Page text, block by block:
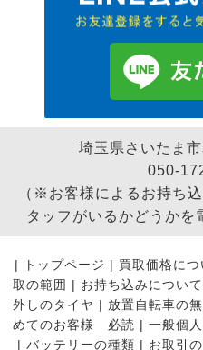
埼玉県さいたま
050-
（※お客様によるお持ち
タッフがいるかどうかを
| トップページ | 買取価格につ
取の範囲 | お持ち込みについて
外しのタイヤ | 放置自転車の
めてのお客様 必読 | 一般個
| バッテリーの種類 | お取引